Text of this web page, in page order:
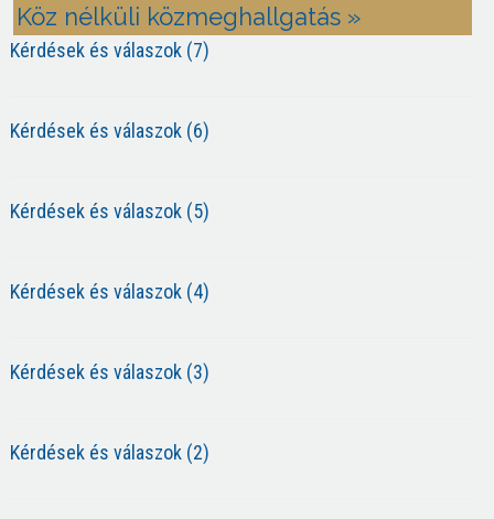
Köz nélküli közmeghallgatás »
Kérdések és válaszok (7)
Kérdések és válaszok (6)
Kérdések és válaszok (5)
Kérdések és válaszok (4)
Kérdések és válaszok (3)
Kérdések és válaszok (2)